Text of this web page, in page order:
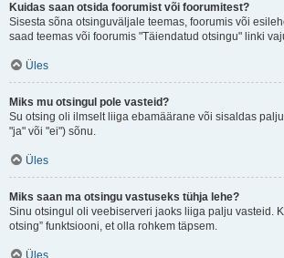
Kuidas saan otsida foorumist või foorumitest?
Sisesta sõna otsinguväljale teemas, foorumis või
saad teemas või foorumis "Täiendatud otsingu" linki
Üles
Miks mu otsingul pole vasteid?
Su otsing oli ilmselt liiga ebamäärane või sisaldas
"ja" või "ei") sõnu.
Üles
Miks saan ma otsingu vastuseks tühja lehe?
Sinu otsingul oli veebiserveri jaoks liiga palju vasteid.
otsing” funktsiooni, et olla rohkem täpsem.
Üles